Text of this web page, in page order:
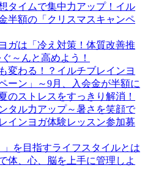
タイムで集中力アップ！イル
半額の「クリスマスキャンペ
ガは「冷え対策！体質改善推
～んと高めよう！
変わる！？イルチブレインヨ
ーン」～9月、入会金が半額に
のストレスをすっきり解消！
タル力アップ～暑さを笑顔で
インヨガ体験レッスン参加募
」を目指すライフスタイルとは
体、心、脳を上手に管理しよ